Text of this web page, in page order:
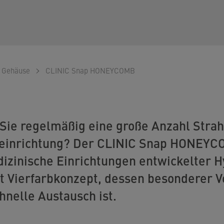
CLINIC Snap HONEYCOMB
regelmäßig eine große Anzahl
Der CLINIC Snap
Einrichtungen entwickelter
dessen besonderer
Austausch ist.